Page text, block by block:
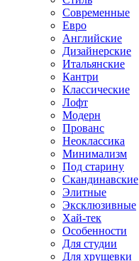
Современные
Евро
Английские
Дизайнерские
Итальянские
Кантри
Классические
Лофт
Модерн
Прованс
Неоклассика
Минимализм
Под старину
Скандинавские
Элитные
Эксклюзивные
Хай-тек
Особенности
Для студии
Для хрущевки